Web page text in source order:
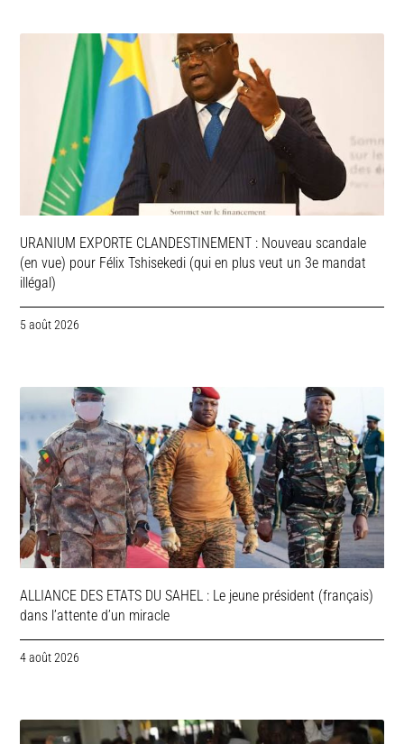
URANIUM EXPORTE CLANDESTINEMENT : Nouveau scandale
(en vue) pour Félix Tshisekedi (qui en plus veut un 3e mandat
illégal)
5 août 2026
ALLIANCE DES ETATS DU SAHEL : Le jeune président (français)
dans l’attente d’un miracle
4 août 2026